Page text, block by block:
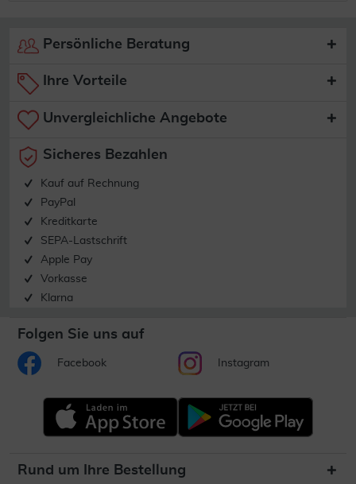
Persönliche Beratung
Ihre Vorteile
Unvergleichliche Angebote
Sicheres Bezahlen
Kauf auf Rechnung
PayPal
Kreditkarte
SEPA-Lastschrift
Apple Pay
Vorkasse
Klarna
Folgen Sie uns auf
Facebook Instagram
Rund um Ihre Bestellung